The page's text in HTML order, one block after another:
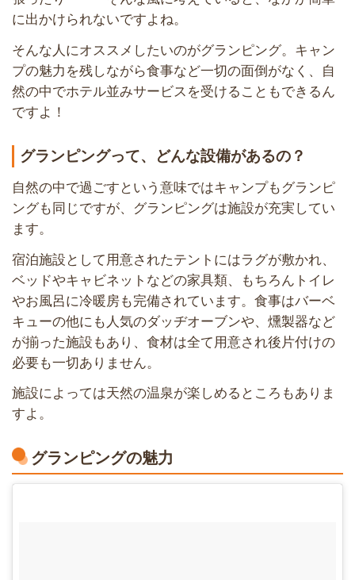
に出かけられないですよね。
そんな人にオススメしたいのがグランピング。キャン
プの魅力を残しながら食事など一切の面倒がなく、自
然の中でホテル並みサービスを受けることもできるん
ですよ！
グランピングって、どんな設備があるの？
自然の中で過ごすという意味ではキャンプもグランピ
ングも同じですが、グランピングは施設が充実してい
ます。
宿泊施設として用意されたテントにはラグが敷かれ、
ベッドやキャビネットなどの家具類、もちろんトイレ
やお風呂に冷暖房も完備されています。食事はバーベ
キューの他にも人気のダッヂオーブンや、燻製器など
が揃った施設もあり、食材は全て用意され後片付けの
必要も一切ありません。
施設によっては天然の温泉が楽しめるところもありま
すよ。
グランピングの魅力